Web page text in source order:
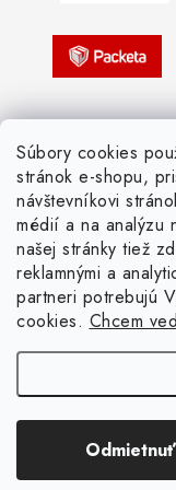
Súbory cookies
stránok e-shopu,
návštevníkovi
médií a na analýzu
našej stránky tiež
reklamnými a
partneri potrebujú
cookies. Chcem
Odmietnuť
Pletený slovník česky-
Žienka